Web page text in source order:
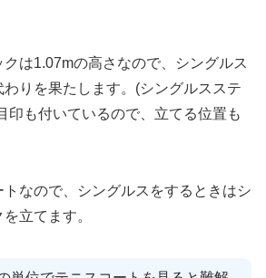
は1.07mの高さなので、シングルス
りを果たします。(シングルスステ
印も付いているので、立てる位置も
トなので、シングルスをするときはシ
立てます。